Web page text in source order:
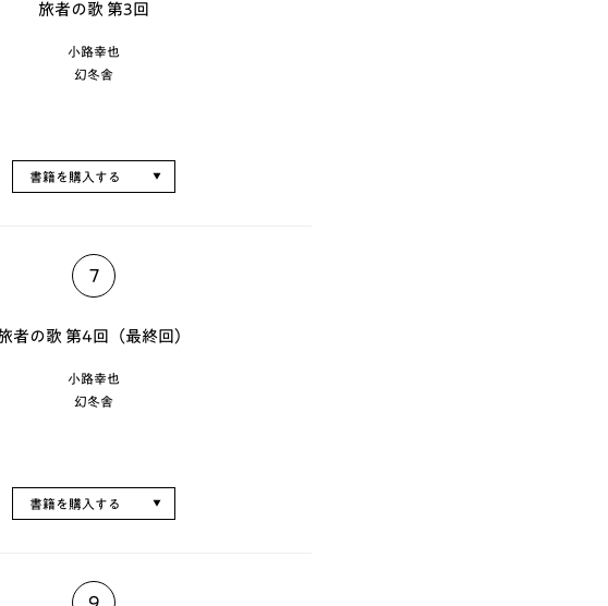
旅者の歌 第3回
小路幸也
幻冬舎
書籍を購入する
7
者の歌 第4回（最終回）
小路幸也
幻冬舎
書籍を購入する